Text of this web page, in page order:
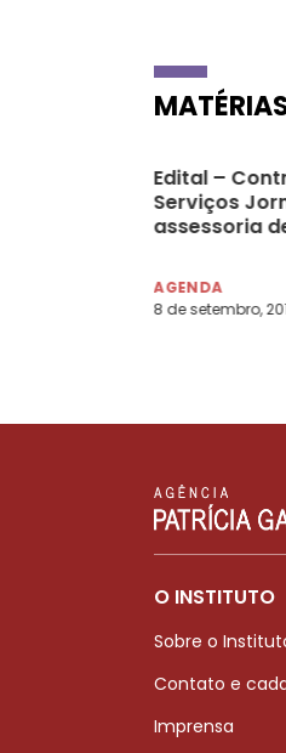
Edital –
Serviços
assessoria
AGENDA
8 de setembro,
O INSTITUTO
Sobre o
Contato e
Imprensa